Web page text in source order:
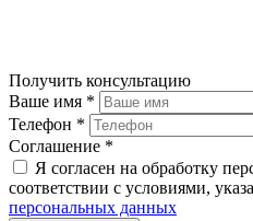
Получить консультацию
Ваше имя *
Телефон *
Соглашение *
Я согласен на обработку
соответствии с условиями,
персональных данных